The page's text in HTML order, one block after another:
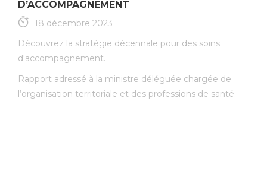
D’ACCOMPAGNEMENT
18 décembre 2023
Découvrez la stratégie décennale pour des soins
d'accompagnement.
Rapport adressé à la ministre déléguée chargée de
l’organisation territoriale et des professions de santé.